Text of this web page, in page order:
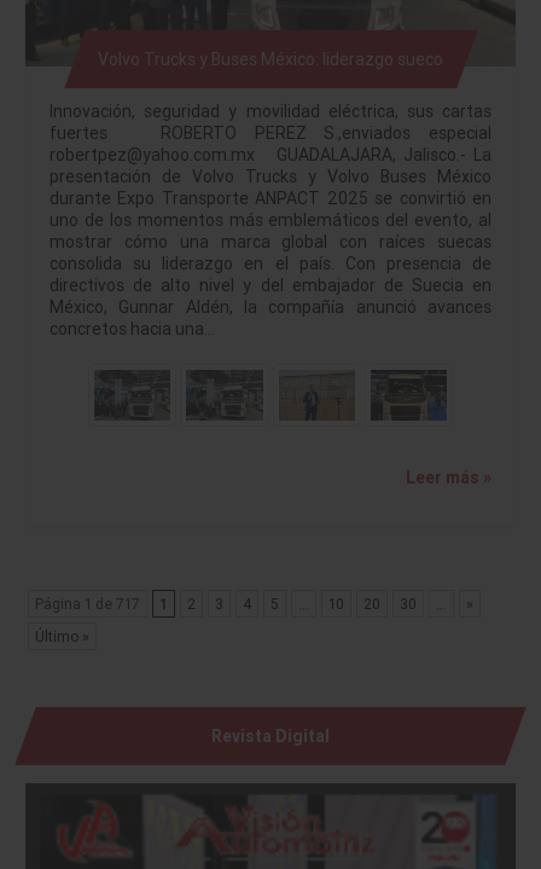
Volvo Trucks y Buses México: liderazgo sueco
Innovación, seguridad y movilidad eléctrica, sus cartas
fuertes ROBERTO PEREZ S.,enviados especial
robertpez@yahoo.com.mx GUADALAJARA, Jalisco.- La
presentación de Volvo Trucks y Volvo Buses México
durante Expo Transporte ANPACT 2025 se convirtió en
uno de los momentos más emblemáticos del evento, al
mostrar cómo una marca global con raíces suecas
consolida su liderazgo en el país. Con presencia de
directivos de alto nivel y del embajador de Suecia en
México, Gunnar Aldén, la compañía anunció avances
concretos hacia una…
Leer más »
Página 1 de 717 1 2 3 4 5 10 20 30
»
Último »
Revista Digital